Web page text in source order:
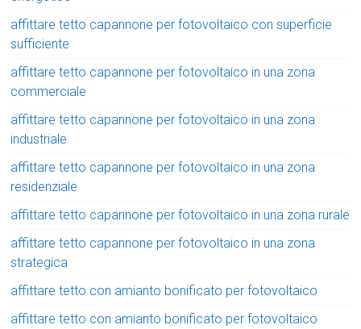
affittare tetto capannone per fotovoltaico con superficie
sufficiente
affittare tetto capannone per fotovoltaico in una zona
commerciale
affittare tetto capannone per fotovoltaico in una zona
industriale
affittare tetto capannone per fotovoltaico in una zona
residenziale
affittare tetto capannone per fotovoltaico in una zona rurale
affittare tetto capannone per fotovoltaico in una zona
strategica
affittare tetto con amianto bonificato per fotovoltaico
affittare tetto con amianto bonificato per fotovoltaico